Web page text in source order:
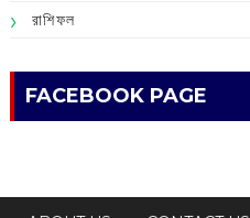
রাশিফল
FACEBOOK PAGE